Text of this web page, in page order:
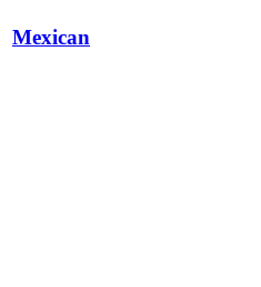
Mexican